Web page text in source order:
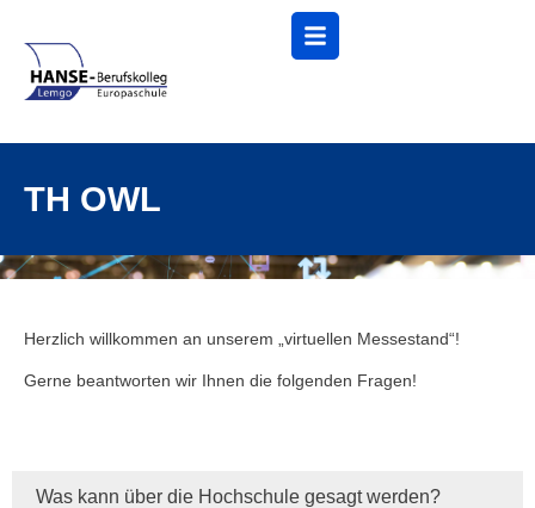
Menü
TH OWL
Herzlich willkommen an unserem „virtuellen Messestand“!
Gerne beantworten wir Ihnen die folgenden Fragen!
Was kann über die Hochschule gesagt werden?